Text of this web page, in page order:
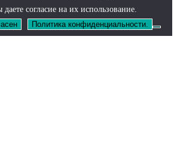
согласие на их использование.
Политика конфиденциальности.